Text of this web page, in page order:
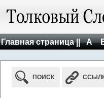
Главная страница || А
ПОИСК